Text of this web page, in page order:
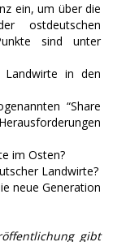
ein, um über die
ostdeutschen
sind unter
in den
“Share
im Osten?
Landwirte?
neue Generation
gibt